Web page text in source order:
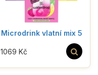
Microdrink vlatní mix 5
1069 Kč